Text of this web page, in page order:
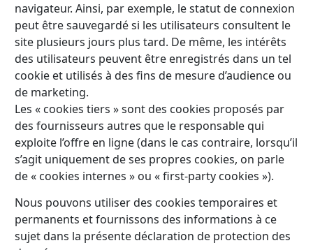
navigateur. Ainsi, par exemple, le statut de connexion
peut être sauvegardé si les utilisateurs consultent le
site plusieurs jours plus tard. De même, les intérêts
des utilisateurs peuvent être enregistrés dans un tel
cookie et utilisés à des fins de mesure d’audience ou
de marketing.
Les « cookies tiers » sont des cookies proposés par
des fournisseurs autres que le responsable qui
exploite l’offre en ligne (dans le cas contraire, lorsqu’il
s’agit uniquement de ses propres cookies, on parle
de « cookies internes » ou « first-party cookies »).
Nous pouvons utiliser des cookies temporaires et
permanents et fournissons des informations à ce
sujet dans la présente déclaration de protection des